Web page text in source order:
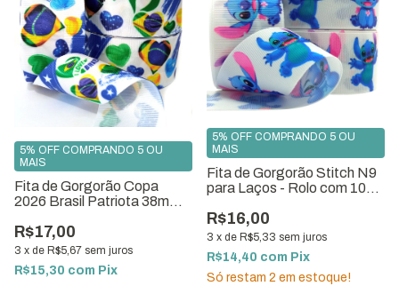
Fita de Gorgorão Copa
2026 Brasil Patriota 38mm -
R$17,00
3 x de R$5,67 sem juros
5% OFF COMPRANDO 5 OU
MAIS
R$15,30 com Pix
Fita de Gorgorão Stitch N9
para Laços - Rolo com 10
R$16,00
3 x de R$5,33 sem juros
5% OFF COMPRANDO 5 OU
MAIS
R$14,40 com Pix
Só restam 2 em estoque!